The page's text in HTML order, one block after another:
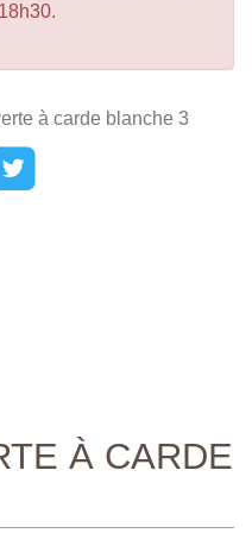
à carde blanche 3
À CARDE